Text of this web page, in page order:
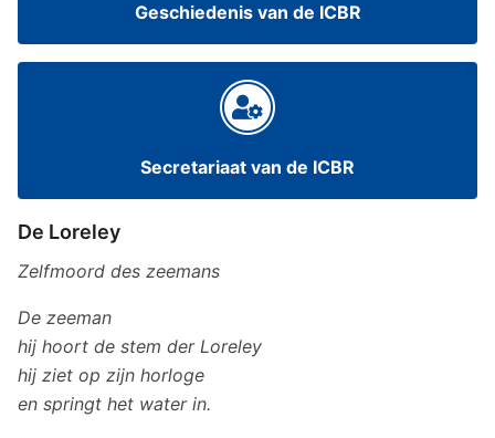
Geschiedenis van de ICBR
Secretariaat van de ICBR
De Loreley
Zelfmoord des zeemans
De zeeman
hij hoort de stem der Loreley
hij ziet op zijn horloge
en springt het water in.